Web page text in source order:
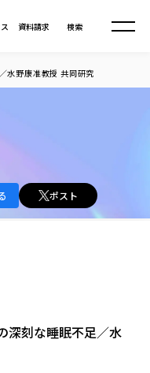
資料請求 検索
部・大学院TOP
課外活動 TOP
水野康准教授 共同研究
ポスト
深刻な睡眠不足／水